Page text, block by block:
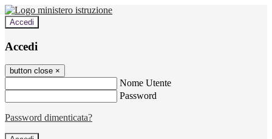
Accedi
Accedi
button close ×
Nome Utente
Password
Password dimenticata?